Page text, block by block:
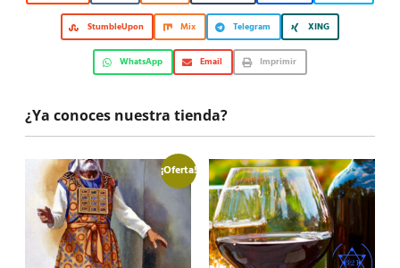
StumbleUpon Mix Telegram XING
WhatsApp Email Imprimir
¿Ya conoces nuestra tienda?
¡Oferta!